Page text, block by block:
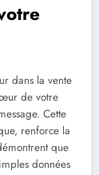
dans la vente
de votre
Cette
renforce la
que
données